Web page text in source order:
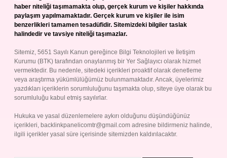
haber niteliği taşımamakta olup, gerçek kurum ve kişiler hakkında
paylaşım yapılmamaktadır. Gerçek kurum ve kişiler ile isim
benzerlikleri tamamen tesadüfidir. Sitemizdeki bilgiler taslak
halindedir ve tavsiye niteliği taşımazlar.
Sitemiz, 5651 Sayılı Kanun gereğince Bilgi Teknolojileri ve İletişim
Kurumu (BTK) tarafından onaylanmış bir Yer Sağlayıcı olarak hizmet
vermektedir. Bu nedenle, sitedeki içerikleri proaktif olarak denetleme
veya araştırma yükümlülüğümüz bulunmamaktadır. Ancak, üyelerimiz
yazdıkları içeriklerin sorumluluğunu taşımakta olup, siteye üye olarak bu
sorumluluğu kabul etmiş sayılırlar.
Hukuka ve yasal düzenlemelere aykırı olduğunu düşündüğünüz
içerikleri, backlinkpanelicomtr@gmail.com adresine bildirmeniz halinde,
ilgili içerikler yasal süre içerisinde sitemizden kaldırılacaktır.